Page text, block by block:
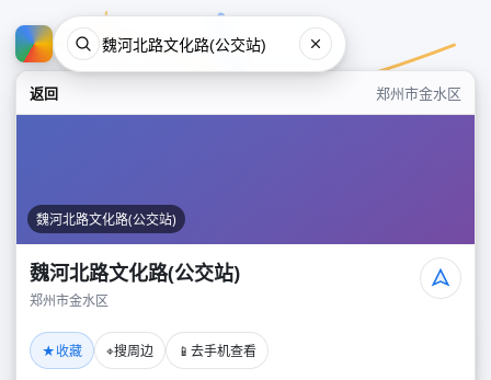
返回 郑州市金水区
魏河北路文化路(公交站)
魏河北路文化路(公交站)
郑州市金水区
★收藏 ⌖搜周边 📱 去手机查看